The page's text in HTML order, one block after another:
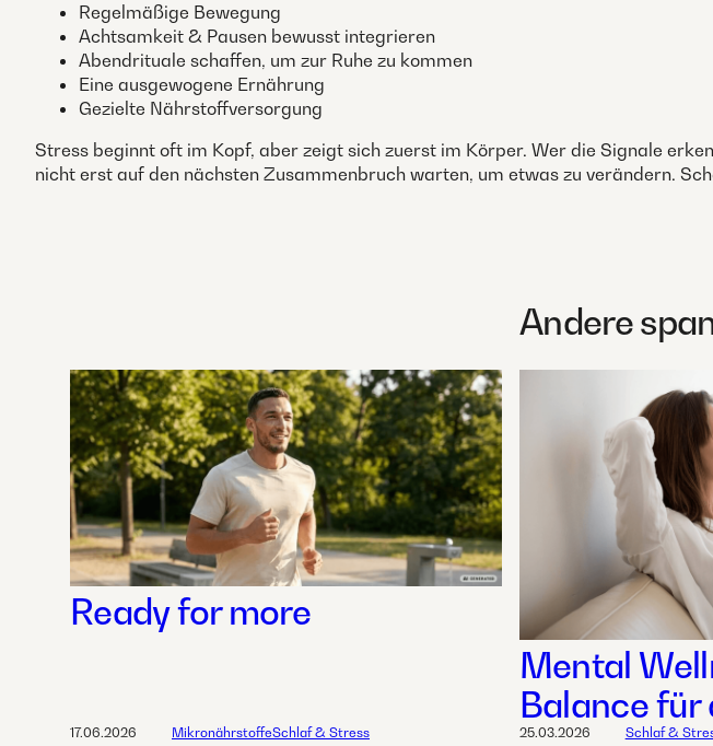
Regelmäßige Bewegung
Achtsamkeit & Pausen bewusst integrieren
Abendrituale schaffen, um zur Ruhe zu kommen
Eine ausgewogene Ernährung
Gezielte Nährstoffversorgung
Stress beginnt oft im Kopf, aber zeigt sich zuerst im Körper. Wer die Signale
nicht erst auf den nächsten Zusammenbruch warten, um etwas zu verändern.
Andere
17.06.2026
Ready for more
MikronährstoffeSchlaf & Stress 25.03.2026
Mental
Balance für
Schlaf &